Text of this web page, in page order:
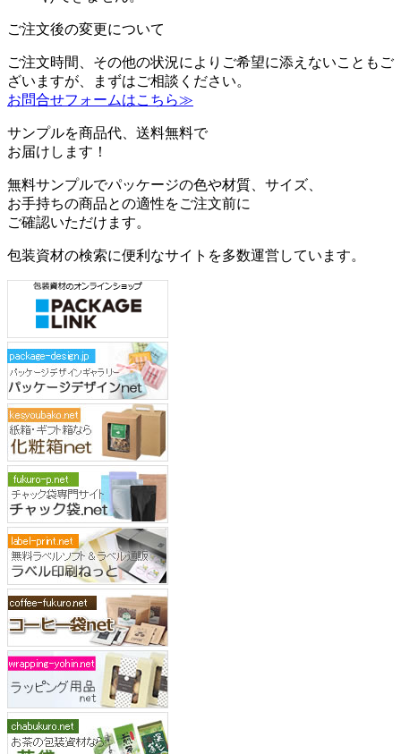
ご注文後の変更について
ご注文時間、その他の状況によりご希望に添えないこともご
ざいますが、まずはご相談ください。
お問合せフォームはこちら≫
サンプルを商品代、送料無料で
お届けします！
無料サンプルでパッケージの色や材質、サイズ、
お手持ちの商品との適性をご注文前に
ご確認いただけます。
包装資材の検索に便利なサイトを多数運営しています。